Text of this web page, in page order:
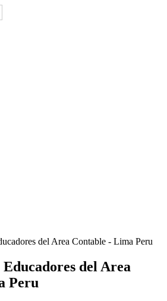
del Area Contable - Lima Peru
del Area
Peru